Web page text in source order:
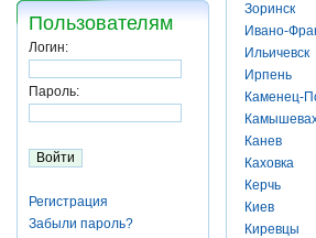
Пользователям
Логин:
Пароль:
Регистрация
Забыли пароль?
Зоринск
Ивано-
Ильичевск
Ирпень
Каменец-
Канев
Каховка
Керчь
Киев
Киревцы